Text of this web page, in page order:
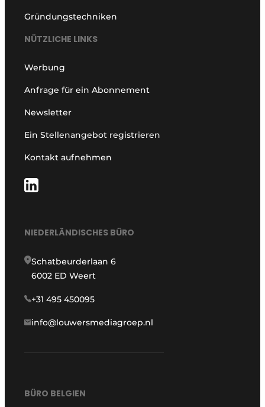
Gründungstechniken
NÜTZLICHE LINKS
Werbung
Anfrage für ein Abonnement
Newsletter
Ein Stellenangebot registrieren
Kontakt aufnehmen
NIEDERLÄNDISCHES BÜRO
Schatbeurderlaan 6
6002 ED Weert
+31 495 450095
info@louwersmediagroep.nl
BÜRO BELGIEN